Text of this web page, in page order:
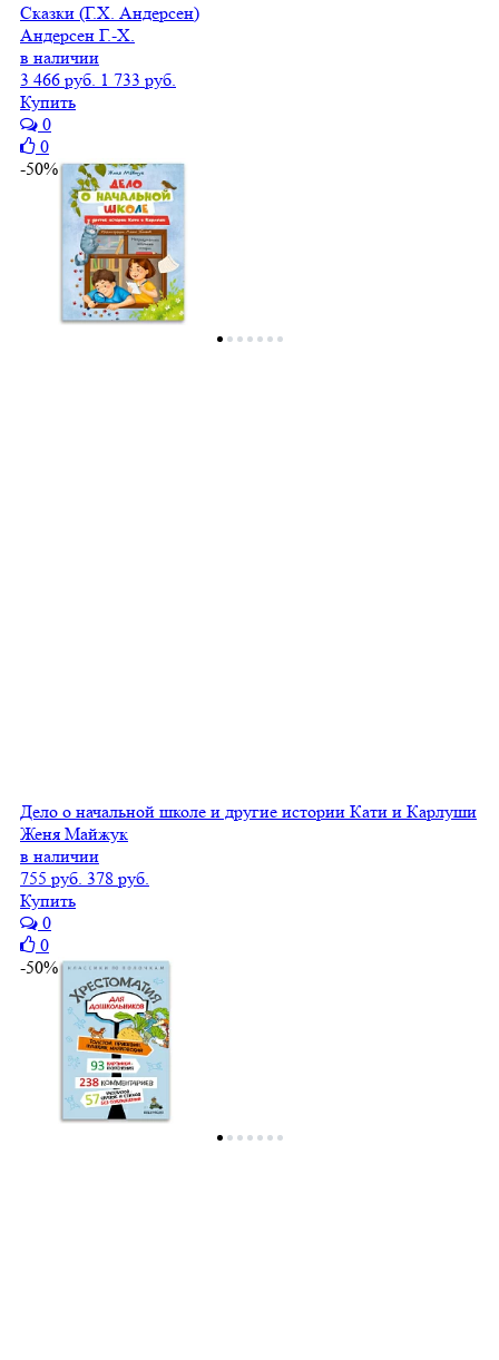
Сказки (Г.Х. Андерсен)
Андерсен Г.-Х.
в наличии
3 466 руб. 1 733 руб.
Купить
0
0
-50%
Дело о начальной школе и другие истории Кати и Карлуши
Женя Майжук
в наличии
755 руб. 378 руб.
Купить
0
0
-50%